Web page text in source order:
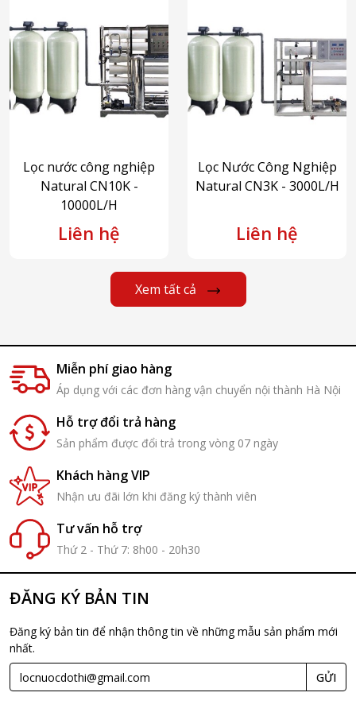
Lọc nước công nghiệp
Natural CN10K -
10000L/H
Liên hệ
Lọc Nước Công Nghiệp
Natural CN3K - 3000L/H
Liên hệ
Xem tất cả
Miễn phí giao hàng
Áp dụng với các đơn hàng vận chuyển nội thành Hà Nội
Hỗ trợ đổi trả hàng
Sản phẩm được đổi trả trong vòng 07 ngày
Khách hàng VIP
Nhận ưu đãi lớn khi đăng ký thành viên
Tư vấn hỗ trợ
Thứ 2 - Thứ 7: 8h00 - 20h30
ĐĂNG KÝ BẢN TIN
Đăng ký bản tin để nhận thông tin về những mẫu sản phẩm mới
nhất.
GỬI